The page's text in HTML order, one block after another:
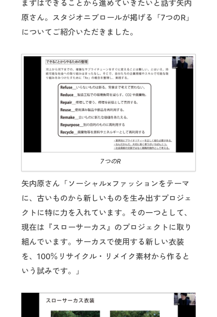
まずはできることから進めていきたいと話す矢内
原さん。スタジオニブロールが掲げる「7つのR」
についてご紹介いただきました。
7つのR
矢内原さん「ソーシャル×ファッションをテーマ
に、古いものから新しいものを生み出すプロジェ
クトに特に力を入れています。その一つとして、
現在は『スローサーカス』のプロジェクトに取り
組んでいます。サーカスで使用する新しい衣装
を、100％リサイクル・リメイク素材から作ると
いう試みです。」